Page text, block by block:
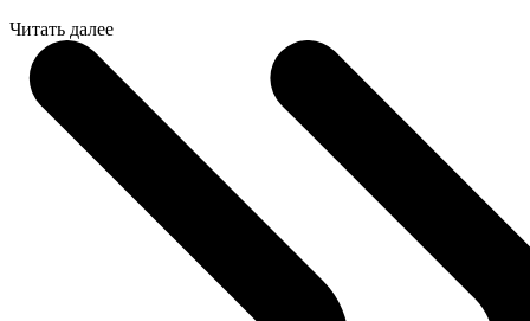
Читать далее